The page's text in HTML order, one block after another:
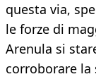
questa via,
le forze di
Arenula si
corroborare la